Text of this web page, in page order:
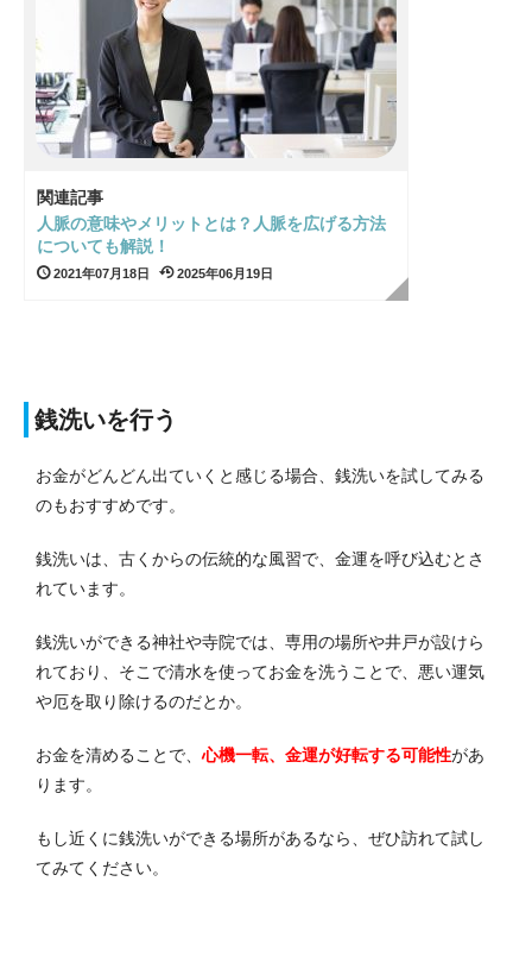
関連記事
人脈の意味やメリットとは？人脈を広げる方法
についても解説！
2021年07月18日 2025年06月19日
銭洗いを行う
お金がどんどん出ていくと感じる場合、銭洗いを試してみる
のもおすすめです。
銭洗いは、古くからの伝統的な風習で、金運を呼び込むとさ
れています。
銭洗いができる神社や寺院では、専用の場所や井戸が設けら
れており、そこで清水を使ってお金を洗うことで、悪い運気
や厄を取り除けるのだとか。
お金を清めることで、 心機一転、金運が好転する可能性があ
ります。
もし近くに銭洗いができる場所があるなら、ぜひ訪れて試し
てみてください。